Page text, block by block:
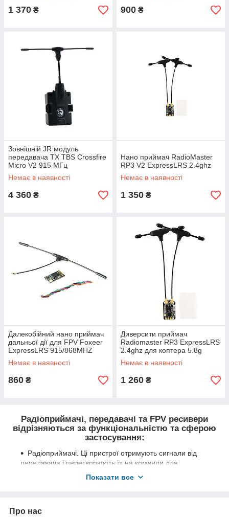
1 370 ₴ 900 ₴
Зовнішній JR модуль
передавача TX TBS Crossfire
Micro V2 915 МГц
Немає в наявності
4 360 ₴
Нано приймач RadioMaster
RP3 V2 ExpressLRS 2.4ghz
Немає в наявності
1 350 ₴
Далекобійний нано приймач
дальньої дії для FPV Foxeer
ExpressLRS 915/868MHZ
Немає в наявності
860 ₴
Диверсити приймач
Radiomaster RP3 ExpressLRS
2.4ghz для коптера 5.8g
Немає в наявності
1 260 ₴
Радіоприймачі, передавачі та FPV ресивери
відрізняються за функціональністю та сферою
застосування:
Радіоприймачі. Ці пристрої отримують сигнали від
передавача і перетворюють їх на команди для
моделей до промислових автоматизованих рішень.
моделі (двигун, рульові поверхні, підвіс камери тощо).
Показати все
Про нас